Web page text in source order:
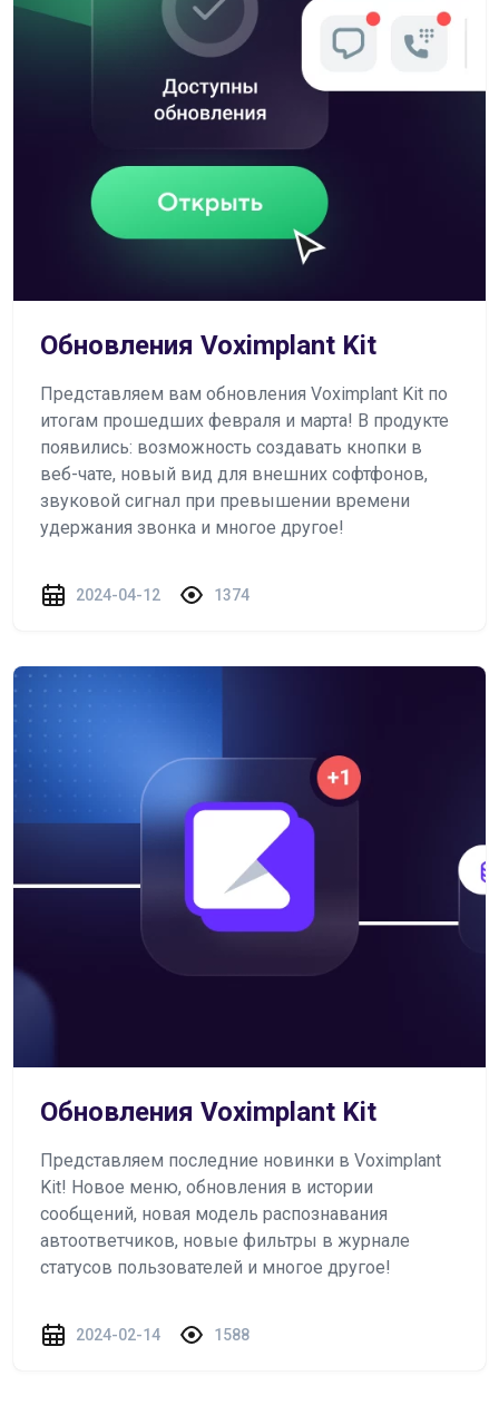
Обновления Voximplant Kit
Представляем вам обновления Voximplant Kit по
итогам прошедших февраля и марта! В продукте
появились: возможность создавать кнопки в
веб-чате, новый вид для внешних софтфонов,
звуковой сигнал при превышении времени
удержания звонка и многое другое!
2024-04-12 1374
Обновления Voximplant Kit
Представляем последние новинки в Voximplant
Kit! Новое меню, обновления в истории
сообщений, новая модель распознавания
автоответчиков, новые фильтры в журнале
статусов пользователей и многое другое!
2024-02-14 1588